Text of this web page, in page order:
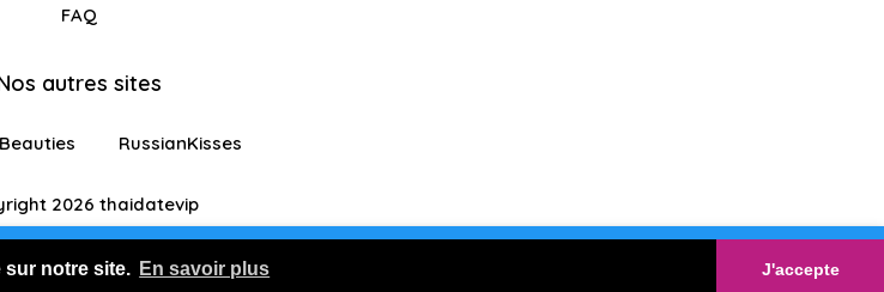
sur notre site. En savoir plus J'accepte
restreintes Je m'inscris GRATUITEMENT
FAQ
autres sites
RussianKisses
2026 thaidatevip